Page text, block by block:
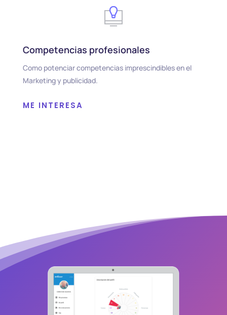
Competencias profesionales
Como potenciar competencias imprescindibles en el
Marketing y publicidad.
ME INTERESA